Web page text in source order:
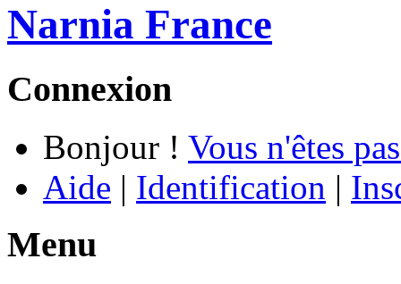
Narnia France
Connexion
Bonjour ! Vous n'êtes
Aide | Identification |
Menu